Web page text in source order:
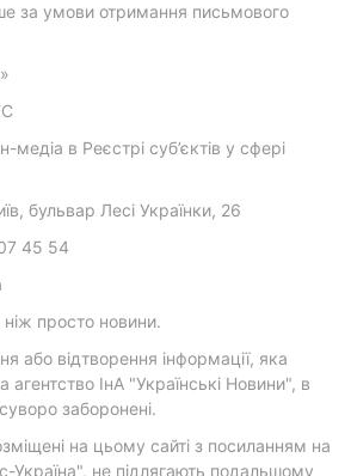
за умови отримання письмового
медіа в Реєстрі суб’єктів у сфері
бульвар Лесі Українки, 26
45 54
просто новини.
або відтворення інформації, яка
агентство ІнА "Українські Новини", в
заборонені.
на цьому сайті з посиланням на
Україна", не підлягають подальшому